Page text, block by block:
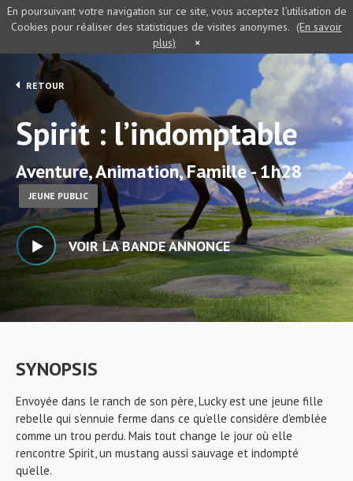
RETOUR
Spirit : l’indomptable
Aventure, Animation, Famille - 1h28
JEUNE PUBLIC
VOIR LA BANDE ANNONCE
SYNOPSIS
Envoyée dans le ranch de son père, Lucky est une jeune fille
rebelle qui s’ennuie ferme dans ce qu’elle considère d’emblée
comme un trou perdu. Mais tout change le jour où elle
rencontre Spirit, un mustang aussi sauvage et indompté
qu’elle.
En poursuivant votre navigation sur ce site, vous acceptez l’utilisation de
Cookies pour réaliser des statistiques de visites anonymes. (En savoir
plus)
×